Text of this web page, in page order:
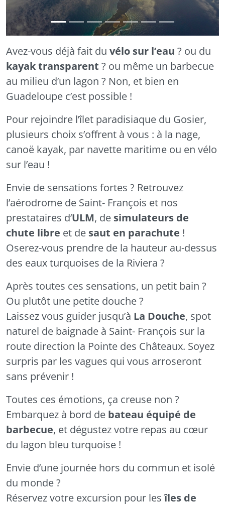
Avez-vous déjà fait du vélo sur l’eau ? ou du
kayak transparent ? ou même un barbecue
au milieu d’un lagon ? Non, et bien en
Guadeloupe c’est possible !
Pour rejoindre l’îlet paradisiaque du Gosier,
plusieurs choix s’offrent à vous : à la nage,
canoë kayak, par navette maritime ou en vélo
sur l’eau !
Envie de sensations fortes ? Retrouvez
l’aérodrome de Saint- François et nos
prestataires d’ULM, de simulateurs de
chute libre et de saut en parachute !
Oserez-vous prendre de la hauteur au-dessus
des eaux turquoises de la Riviera ?
Après toutes ces sensations, un petit bain ?
Ou plutôt une petite douche ?
Laissez vous guider jusqu’à La Douche, spot
naturel de baignade à Saint- François sur la
route direction la Pointe des Châteaux. Soyez
surpris par les vagues qui vous arroseront
sans prévenir !
Toutes ces émotions, ça creuse non ?
Embarquez à bord de bateau équipé de
barbecue, et dégustez votre repas au cœur
du lagon bleu turquoise !
Envie d’une journée hors du commun et isolé
du monde ?
Réservez votre excursion pour lesîles de